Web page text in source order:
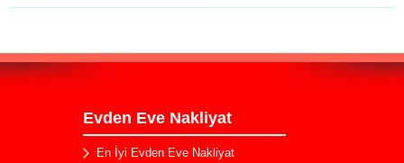
Evden Eve Nakliyat
En İyi Evden Eve Nakliyat